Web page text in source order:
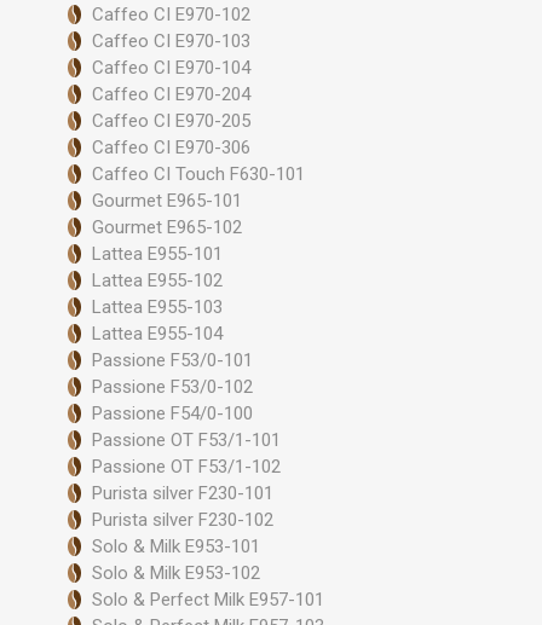
Caffeo CI E970-102
Caffeo CI E970-103
Caffeo CI E970-104
Caffeo CI E970-204
Caffeo CI E970-205
Caffeo CI E970-306
Caffeo CI Touch F630-101
Gourmet E965-101
Gourmet E965-102
Lattea E955-101
Lattea E955-102
Lattea E955-103
Lattea E955-104
Passione F53/0-101
Passione F53/0-102
Passione F54/0-100
Passione OT F53/1-101
Passione OT F53/1-102
Purista silver F230-101
Purista silver F230-102
Solo & Milk E953-101
Solo & Milk E953-102
Solo & Perfect Milk E957-101